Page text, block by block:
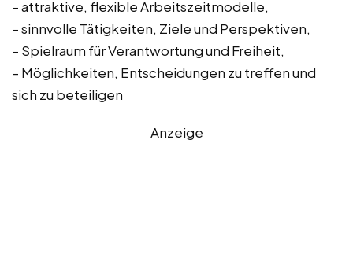
– attraktive, flexible Arbeitszeitmodelle,
– sinnvolle Tätigkeiten, Ziele und Perspektiven,
– Spielraum für Verantwortung und Freiheit,
– Möglichkeiten, Entscheidungen zu treffen und
sich zu beteiligen
Anzeige